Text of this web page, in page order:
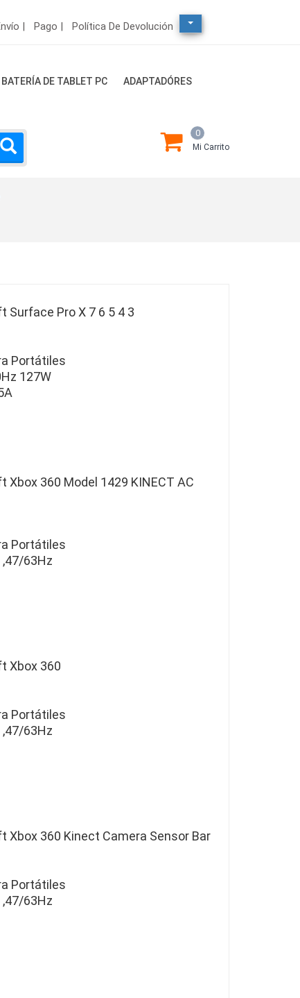
| Pago | Política De Devolución
BATERÍA DE TABLET PC ADAPTADÓRES
0
Mi Carrito
Pro X 7 6 5 4 3
Portátiles
127W
360 Model 1429 KINECT AC
Portátiles
63Hz
Xbox 360
Portátiles
63Hz
Xbox 360 Kinect Camera Sensor Bar
Portátiles
63Hz